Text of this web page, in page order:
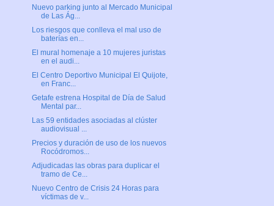
Nuevo parking junto al Mercado Municipal
de Las Ág...
Los riesgos que conlleva el mal uso de
baterías en...
El mural homenaje a 10 mujeres juristas
en el audi...
El Centro Deportivo Municipal El Quijote,
en Franc...
Getafe estrena Hospital de Día de Salud
Mental par...
Las 59 entidades asociadas al clúster
audiovisual ...
Precios y duración de uso de los nuevos
Rocódromos...
Adjudicadas las obras para duplicar el
tramo de Ce...
Nuevo Centro de Crisis 24 Horas para
víctimas de v...